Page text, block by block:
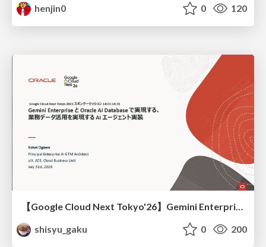
henjin0
0 120
【Google Cloud Next Tokyo'26】Gemini Enterprise と Oracle AI Database で実現する、 業務データ活用を実現する AI エージェント実装
shisyu_gaku
0 200